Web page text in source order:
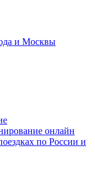
и Москвы
онлайн
по России и